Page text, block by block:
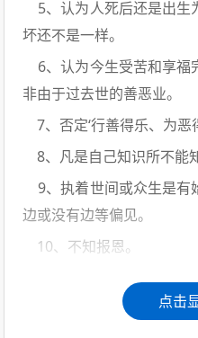
5、认为人死后还是出生
坏还不是一样。
6、认为今生受苦和享福
非由于过去世的善恶业。
7、否定‘行善得乐、为恶
8、凡是自己知识所不能
9、执着世间或众生是有
边或没有边等偏见。
10、不知报恩。
点击